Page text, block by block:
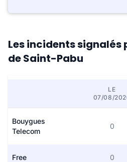
Les incidents
de Saint-Pabu
LE
07/08/
Bouygues
Telecom
0
Free 0